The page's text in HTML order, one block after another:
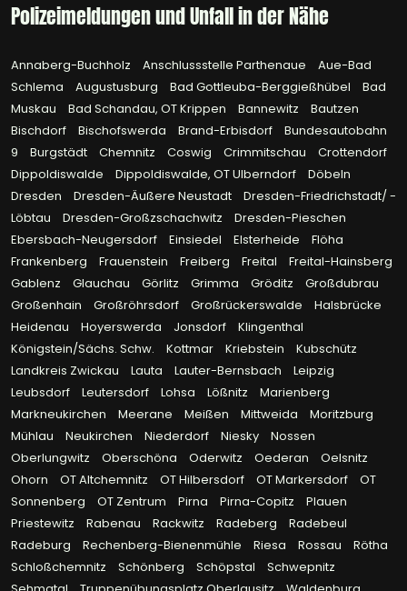
Polizeimeldungen und Unfall in der Nähe
Annaberg-Buchholz Anschlussstelle Parthenaue
Aue-Bad
Schlema
Augustusburg Bad Gottleuba-Berggießhübel
Bad
Muskau
Bad Schandau, OT Krippen Bannewitz
Bautzen
Bischdorf
Bischofswerda Brand-Erbisdorf
Bundesautobahn
9
Burgstädt Chemnitz Coswig Crimmitschau
Crottendorf
Dippoldiswalde
Dippoldiswalde, OT Ulberndorf
Döbeln
Dresden
Dresden-Äußere Neustadt
Dresden-Friedrichstadt/ -
Löbtau
Dresden-Großzschachwitz
Dresden-Pieschen
Ebersbach-Neugersdorf
Einsiedel Elsterheide
Flöha
Frankenberg
Frauenstein Freiberg Freital
Freital-Hainsberg
Gablenz
Glauchau Görlitz Grimma Gröditz
Großdubrau
Großenhain
Großröhrsdorf Großrückerswalde
Halsbrücke
Heidenau
Hoyerswerda Jonsdorf
Klingenthal
Königstein/Sächs. Schw.
Kottmar Kriebstein
Kubschütz
Landkreis Zwickau
Lauta Lauter-Bernsbach
Leipzig
Leubsdorf
Leutersdorf Lohsa Lößnitz
Marienberg
Markneukirchen
Meerane Meißen Mittweida
Moritzburg
Mühlau
Neukirchen Niederdorf Niesky
Nossen
Oberlungwitz
Oberschöna Oderwitz Oederan
Oelsnitz
Ohorn
OT Altchemnitz OT Hilbersdorf OT Markersdorf
OT
Sonnenberg
OT Zentrum Pirna Pirna-Copitz
Plauen
Priestewitz
Rabenau Rackwitz Radeberg
Radebeul
Radeburg
Rechenberg-Bienenmühle Riesa Rossau
Rötha
Schloßchemnitz
Schönberg Schöpstal
Schwepnitz